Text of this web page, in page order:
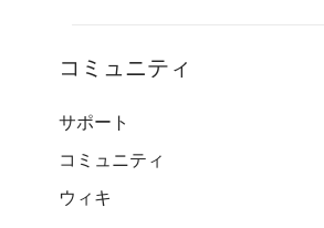
コミュニティ
サポート
コミュニティ
ウィキ